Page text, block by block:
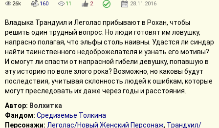
26k 160 11 2 28.11.2016
Владыка Трандуил и Леголас прибывают в Рохан, чтобы
решить один трудный вопрос. Но люди готовят им ловушку,
напрасно полагая, что эльфы столь наивны. Удастся ли синдар
найти таинственного недоброжелателя и узнать его мотивы?
И смогут ли спасти от напрасной гибели девушку, попавшую в
эту историю по воле злого рока? Возможно, но каковы будут
последствия, учитывая склонность людей к ошибкам, которые
могут преследовать их даже через годы и расстояния.
Автор: Волхитка
Фандом: Средиземье Толкина
Персонажи: Леголас/Новый Женский Персонаж, Трандуил/